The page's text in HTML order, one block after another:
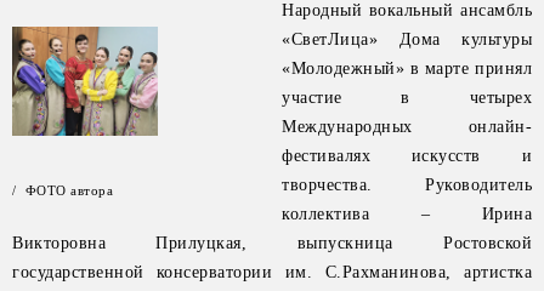
/ ФОТО автора
Народный вокальный ансамбль
«СветЛица» Дома культуры
«Молодежный» в марте принял
участие в четырех
Международных онлайн-
фестивалях искусств и
творчества. Руководитель
коллектива – Ирина
Викторовна Прилуцкая, выпускница Ростовской
государственной консерватории им. С.Рахманинова, артистка